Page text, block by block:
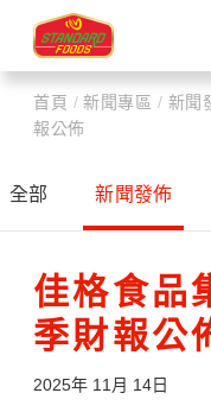
首頁 / 新聞專區 / 新聞
報公佈
全部 新聞發佈
佳格食品
季財報公
2025年 11月 14日